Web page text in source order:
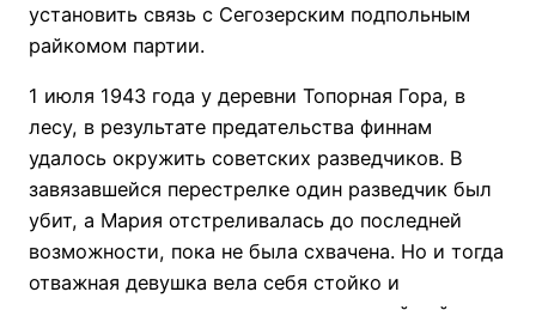
установить связь с Сегозерским подпольным
райкомом партии.
1 июля 1943 года у деревни Топорная Гора, в
лесу, в результате предательства финнам
удалось окружить советских разведчиков. В
завязавшейся перестрелке один разведчик был
убит, а Мария отстреливалась до последней
возможности, пока не была схвачена. Но и тогда
отважная девушка вела себя стойко и